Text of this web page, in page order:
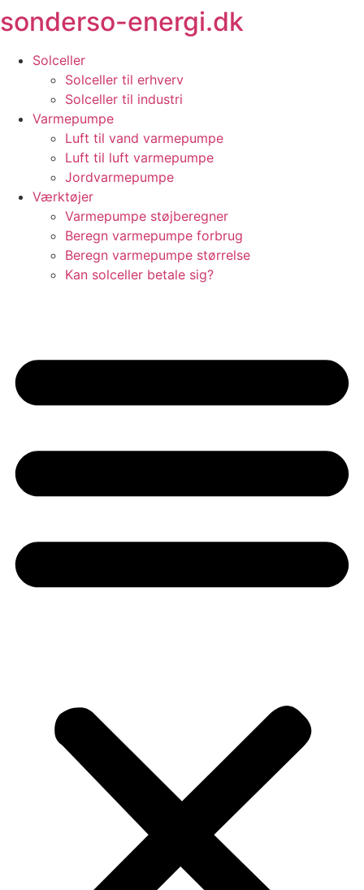
Videre
til
indhold
sonderso-energi.dk
Solceller
Solceller til erhverv
Solceller til industri
Varmepumpe
Luft til vand varmepumpe
Luft til luft varmepumpe
Jordvarmepumpe
Værktøjer
Varmepumpe støjberegner
Beregn varmepumpe forbrug
Beregn varmepumpe størrelse
Kan solceller betale sig?